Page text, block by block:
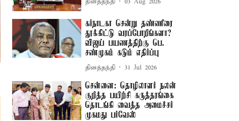
கர்நாடகா சென்று தண்ணீரை
தூக்கிட்டு வரப்போறீங்களா? –
விஜய் பயணத்திற்கு பெ.
சண்முகம் கடும் எதிர்ப்பு
தினத்தந்தி 31 Jul 2026
சென்னை: தொழிலாளர் நலன்
குறித்த பயிற்சி கருத்தரங்கை
தொடங்கி வைத்த அமைச்சர்
முகமது பர்வேஸ்